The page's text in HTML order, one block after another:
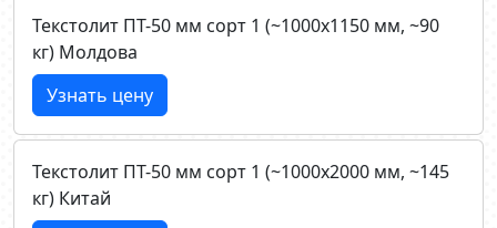
Текстолит ПТ-50 мм сорт 1 (~1000х1150 мм, ~90
кг) Молдова
Узнать цену
Текстолит ПТ-50 мм сорт 1 (~1000х2000 мм, ~145
кг) Китай